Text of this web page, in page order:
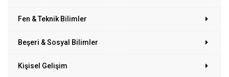
Fen & Teknik Bilimler
Beşeri & Sosyal Bilimler
Kişisel Gelişim